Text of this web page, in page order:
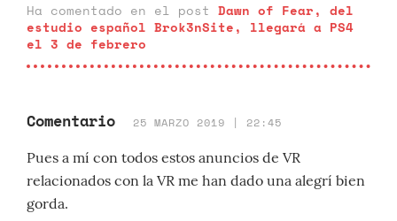
Ha comentado en el post Dawn of Fear, del
estudio español Brok3nSite, llegará a PS4
el 3 de febrero
Comentario 25 MARZO 2019 | 22:45
Pues a mí con todos estos anuncios de VR
relacionados con la VR me han dado una alegrí bien
gorda.